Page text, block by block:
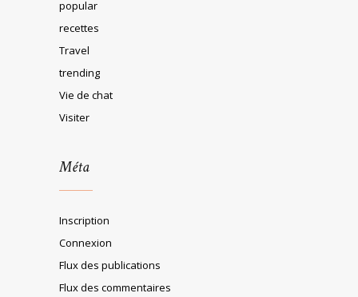
popular
recettes
Travel
trending
Vie de chat
Visiter
Méta
Inscription
Connexion
Flux des publications
Flux des commentaires